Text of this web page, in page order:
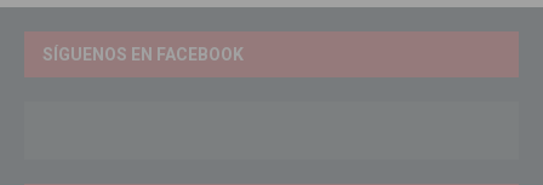
SÍGUENOS EN FACEBOOK